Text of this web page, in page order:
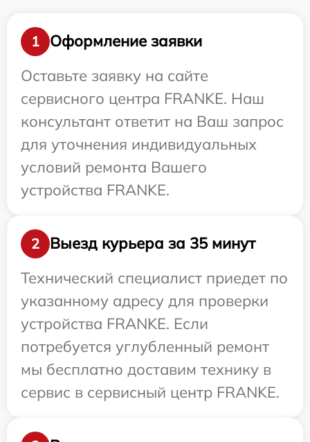
1
Оформление заявки
Оставьте заявку на сайте
сервисного центра FRANKE. Наш
консультант ответит на Ваш запрос
для уточнения индивидуальных
условий ремонта Вашего
устройства FRANKE.
2
Выезд курьера за 35 минут
Технический специалист приедет по
указанному адресу для проверки
устройства FRANKE. Если
потребуется углубленный ремонт
мы бесплатно доставим технику в
сервис в сервисный центр FRANKE.